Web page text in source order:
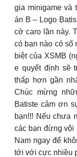
gia minigame và
án B – Logo
cờ caro lần này.
có bạn nào có số
biệt của XSMB
e quyết định sẽ
thấp hơn gần
Chúc mừng
Batiste cảm ơn
bạn!!! Nếu chưa
các bạn đừng vội
Nam ngay để
tới với cực nhiều